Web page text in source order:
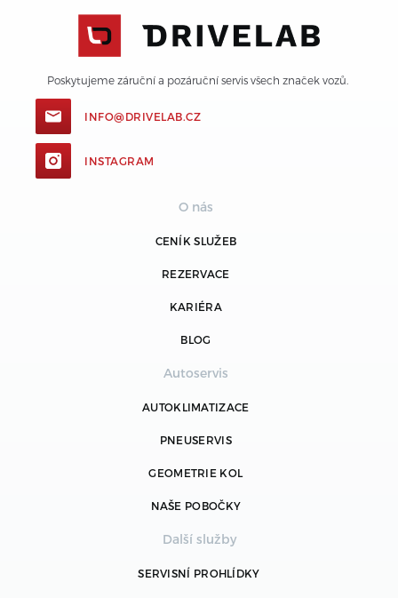
Poskytujeme záruční a pozáruční servis všech značek vozů.
INFO@DRIVELAB.CZ
INSTAGRAM
O nás
CENÍK SLUŽEB
REZERVACE
KARIÉRA
BLOG
Autoservis
AUTOKLIMATIZACE
PNEUSERVIS
GEOMETRIE KOL
NAŠE POBOČKY
Další služby
SERVISNÍ PROHLÍDKY